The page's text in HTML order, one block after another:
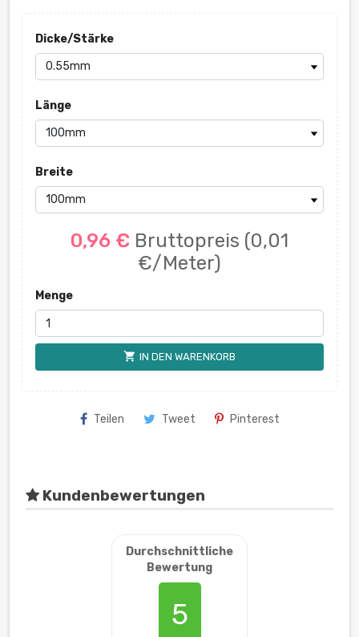
Dicke/Stärke
Länge
Breite
0,96 € Bruttopreis (0,01
€/Meter)
Menge
shopping_cart IN DEN WARENKORB
Teilen Tweet Pinterest
Kundenbewertungen
Durchschnittliche
Bewertung
5